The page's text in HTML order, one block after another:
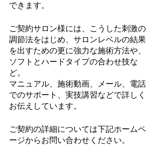
できます。
ご契約サロン様には、こうした刺激の
調節法をはじめ、サロンレベルの結果
を出すための更に強力な施術方法や、
ソフトとハードタイプの合わせ技な
ど。
マニュアル、施術動画、メール、電話
でのサポート、実技講習などで詳しく
お伝えしています。
ご契約の詳細については下記ホームペ
ージからお問い合わせください。